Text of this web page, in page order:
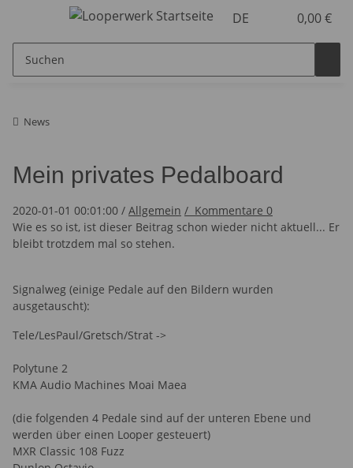
DE 0,00 €
News
Mein privates Pedalboard
2020-01-01 00:01:00 / Allgemein / Kommentare 0
Wie es so ist, ist dieser Beitrag schon wieder nicht aktuell... Er
bleibt trotzdem mal so stehen.
Signalweg (einige Pedale auf den Bildern wurden
ausgetauscht):
Tele/LesPaul/Gretsch/Strat ->
Polytune 2
KMA Audio Machines Moai Maea
(die folgenden 4 Pedale sind auf der unteren Ebene und
werden über einen Looper gesteuert)
MXR Classic 108 Fuzz